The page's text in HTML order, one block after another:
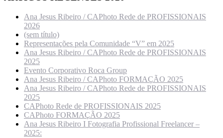
Ana Jesus Ribeiro / CAPhoto Rede de PROFISSIONAIS
2026
(sem título)
Representações pela Comunidade “V” em 2025
Ana Jesus Ribeiro / CAPhoto Rede de PROFISSIONAIS
2025
Evento Corporativo Roca Group
Ana Jesus Ribeiro / CAPhoto FORMAÇÃO 2025
Ana Jesus Ribeiro / CAPhoto Rede de PROFISSIONAIS
2025
CAPhoto Rede de PROFISSIONAIS 2025
CAPhoto FORMAÇÃO 2025
Ana Jesus Ribeiro I Fotografia Profissional Freelancer –
2025: